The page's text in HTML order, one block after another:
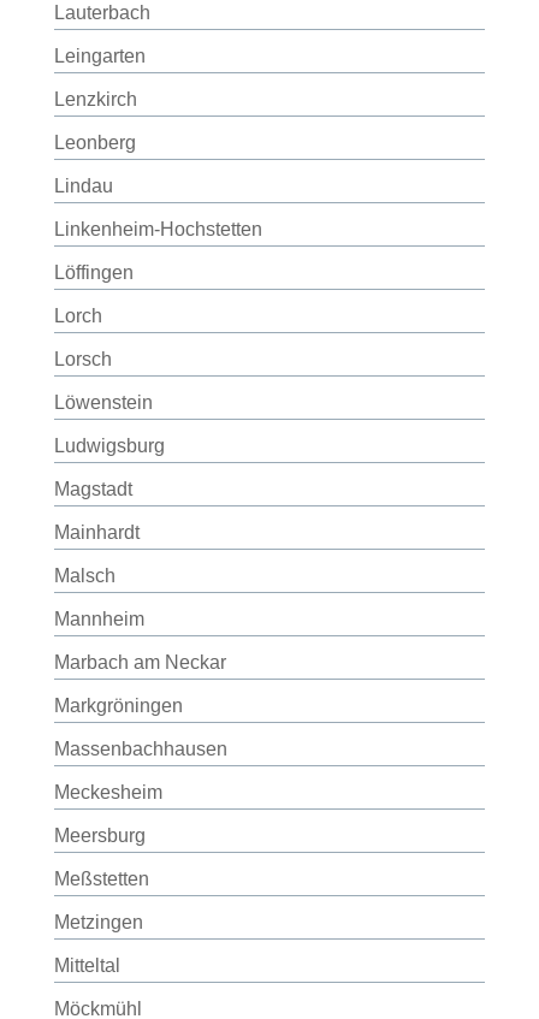
Lauterbach
Leingarten
Lenzkirch
Leonberg
Lindau
Linkenheim-Hochstetten
Löffingen
Lorch
Lorsch
Löwenstein
Ludwigsburg
Magstadt
Mainhardt
Malsch
Mannheim
Marbach am Neckar
Markgröningen
Massenbachhausen
Meckesheim
Meersburg
Meßstetten
Metzingen
Mitteltal
Möckmühl